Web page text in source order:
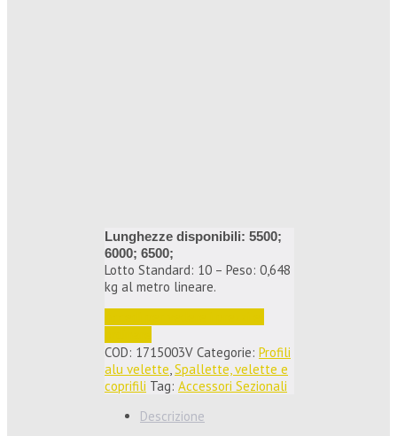
Lunghezze disponibili: 5500;
6000; 6500;
Lotto Standard: 10 – Peso: 0,648
kg al metro lineare.
COD: 1715003V Categorie: Profili
alu velette,Spallette, velette e
coprifili Tag: Accessori Sezionali
Descrizione